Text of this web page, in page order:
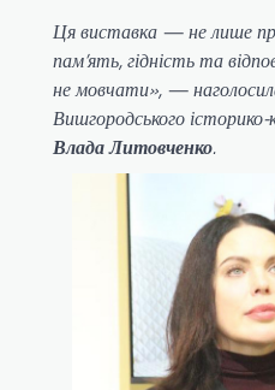
Ця виставка — не лише
пам’ять, гідність та
не мовчати», —
Вишгородського історико-
Влада Литовченко.